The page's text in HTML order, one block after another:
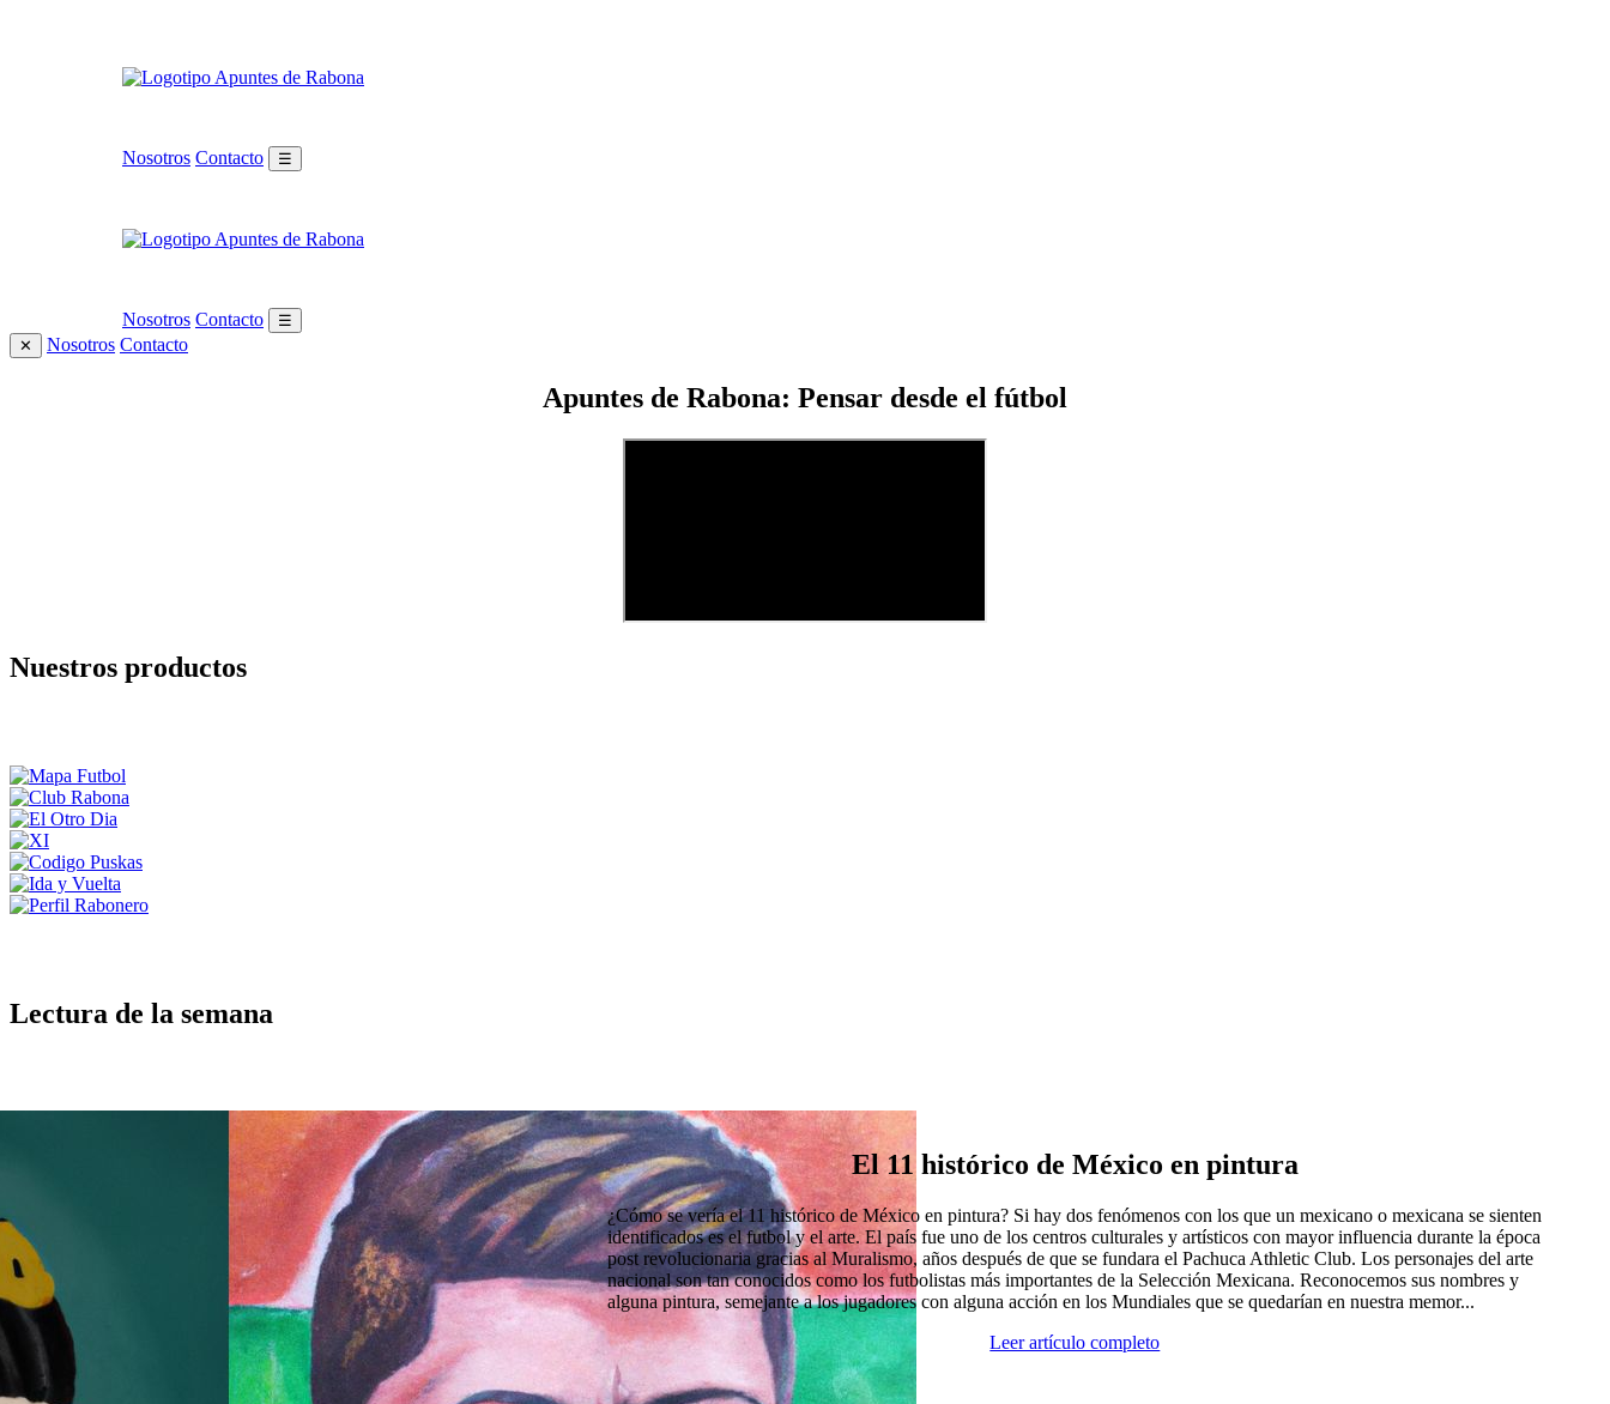
Nosotros Contacto ☰
Nosotros Contacto
☰
✕
Nosotros Contacto
Apuntes de Rabona: Pensar desde el fútbol
Nuestros productos
Lectura de la semana
El 11 histórico de México en pintura
¿Cómo se vería el 11 histórico de México en pintura? Si hay dos fenómenos con los que un mexicano o mexicana se sienten
identificados es el futbol y el arte. El país fue uno de los centros culturales y artísticos con mayor influencia durante la época
post revolucionaria gracias al Muralismo, años después de que se fundara el Pachuca Athletic Club. Los personajes del arte
nacional son tan conocidos como los futbolistas más importantes de la Selección Mexicana. Reconocemos sus nombres y
alguna pintura, semejante a los jugadores con alguna acción en los Mundiales que se quedarían en nuestra memor...
Leer artículo completo